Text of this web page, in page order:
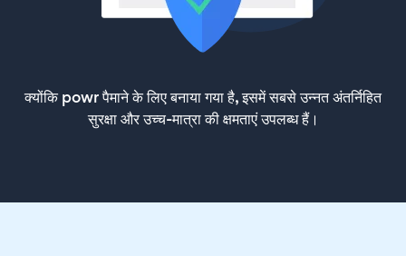
क्योंकि powr पैमाने के लिए बनाया गया है, इसमें सबसे उन्नत अंतर्निहित
सुरक्षा और उच्च-मात्रा की क्षमताएं उपलब्ध हैं।